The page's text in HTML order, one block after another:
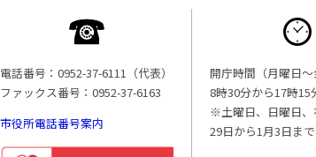
電話番号：0952-37-6111（代表）
ファックス番号：0952-37-6163
市役所電話番号案内
開庁時間（月曜日〜
8時30分から17時15
※土曜日、日曜日、
29日から1月3日まで